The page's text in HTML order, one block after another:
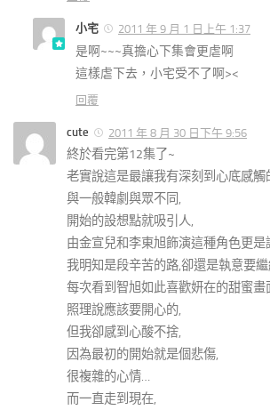
小宅 2011 年 9 月 1 日上午 1:37
是啊~~~真擔心下集會更虐啊
這樣虐下去，小宅受不了啊><
回覆
cute 2011 年 8 月 30 日下午 9:56
終於看完第12集了~
老實說這是最讓我有深刻到心底感觸
與一般韓劇與眾不同,
開始的設想點就吸引人,
由金宣兒和李東旭飾演這種角色更是
我明知是段辛苦的路,卻還是執意要
每次看到智旭如此喜歡妍在的甜蜜畫
照理說應該要開心的,
但我卻感到心酸不捨,
因為最初的開始就是個悲傷,
很複雜的心情…
而一直走到現在,